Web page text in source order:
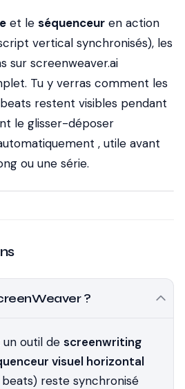
et le séquenceur en action
vertical synchronisés), les
sur screenweaver.ai
Tu y verras comment les
restent visibles pendant
le glisser-déposer
, utile avant
ou une série.
?
outil de screenwriting
visuel horizontal
reste synchronisé